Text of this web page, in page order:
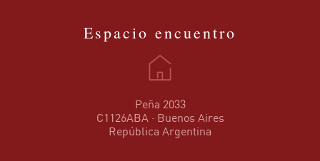
Espacio encuentro
Peña 2033
C1126ABA · Buenos Aires
República Argentina